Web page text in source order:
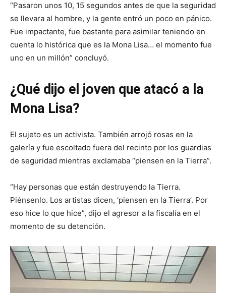
“Pasaron unos 10, 15 segundos antes de que la seguridad
se llevara al hombre, y la gente entró un poco en pánico.
Fue impactante, fue bastante para asimilar teniendo en
cuenta lo histórica que es la Mona Lisa… el momento fue
uno en un millón” concluyó.
¿Qué dijo el joven que atacó a la
Mona Lisa?
El sujeto es un activista. También arrojó rosas en la
galería y fue escoltado fuera del recinto por los guardias
de seguridad mientras exclamaba “piensen en la Tierra”.
“Hay personas que están destruyendo la Tierra.
Piénsenlo. Los artistas dicen, ‘piensen en la Tierra’. Por
eso hice lo que hice”, dijo el agresor a la fiscalía en el
momento de su detención.